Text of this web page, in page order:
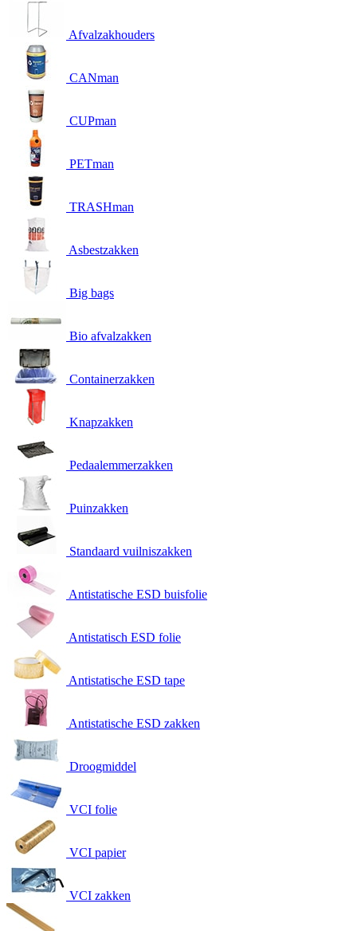
Afvalzakhouders
CANman
CUPman
PETman
TRASHman
Asbestzakken
Big bags
Bio afvalzakken
Containerzakken
Knapzakken
Pedaalemmerzakken
Puinzakken
Standaard vuilniszakken
Antistatische ESD buisfolie
Antistatisch ESD folie
Antistatische ESD tape
Antistatische ESD zakken
Droogmiddel
VCI folie
VCI papier
VCI zakken